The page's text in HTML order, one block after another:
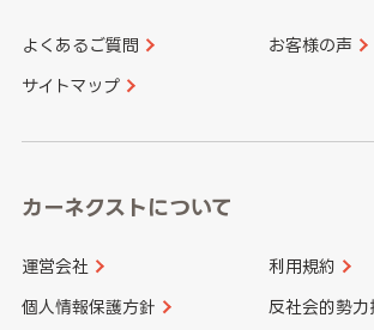
香川県 愛媛県
大分県 宮崎県
よくあるご質問 お客様の声
サイトマップ
カーネクストについて
運営会社 利用規約
個人情報保護方針 反社会的勢力